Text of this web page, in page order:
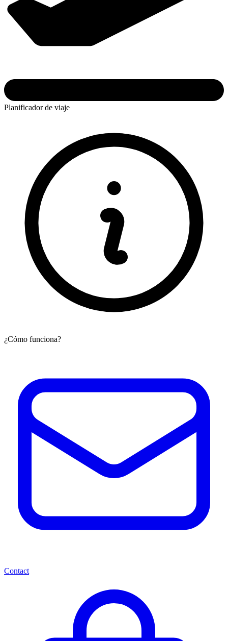
Planificador de viaje
¿Cómo funciona?
Contact